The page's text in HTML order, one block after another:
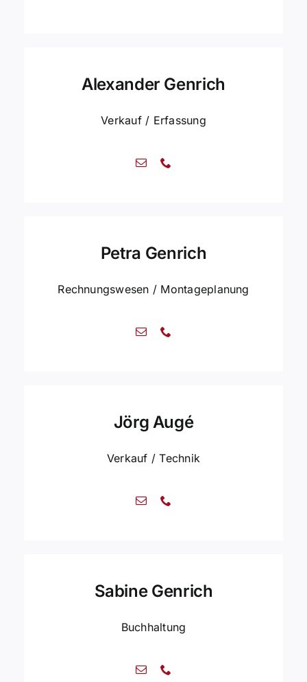
Alexander Genrich
Verkauf / Erfassung
Petra Genrich
Rechnungswesen / Montageplanung
Jörg Augé
Verkauf / Technik
Sabine Genrich
Buchhaltung